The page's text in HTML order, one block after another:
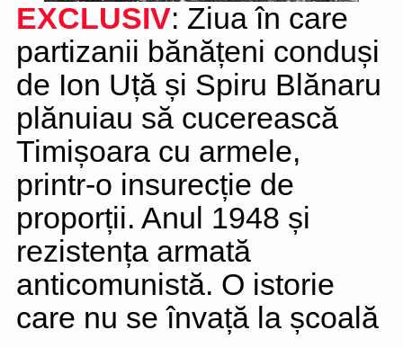
EXCLUSIV: Ziua în care
partizanii bănățeni conduși
de Ion Uță și Spiru Blănaru
plănuiau să cucerească
Timișoara cu armele,
printr-o insurecție de
proporții. Anul 1948 și
rezistența armată
anticomunistă. O istorie
care nu se învață la școală